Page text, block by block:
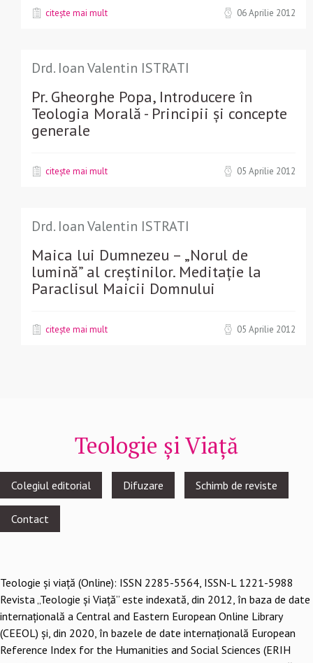
citește mai mult 06 Aprilie 2012
Drd. Ioan Valentin ISTRATI
Pr. Gheorghe Popa, Introducere în
Teologia Morală - Principii și concepte
generale
citește mai mult 05 Aprilie 2012
Drd. Ioan Valentin ISTRATI
Maica lui Dumnezeu – „Norul de
lumină” al creștinilor. Meditație la
Paraclisul Maicii Domnului
citește mai mult 05 Aprilie 2012
Teologie și Viață
Footer
menu
Colegiul editorial Difuzare Schimb de reviste
Contact
Teologie şi viaţă (Online): ISSN 2285-5564, ISSN-L 1221-5988
Revista „Teologie și Viață” este indexată, din 2012, în baza de date
internațională a Central and Eastern European Online Library
(CEEOL) și, din 2020, în bazele de date internațională European
Reference Index for the Humanities and Social Sciences (ERIH